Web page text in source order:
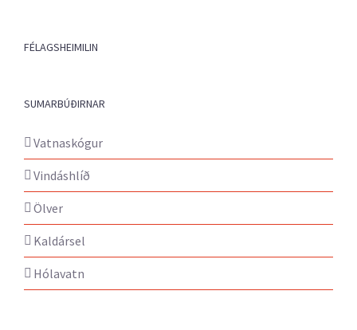
FÉLAGSHEIMILIN
SUMARBÚÐIRNAR
Vatnaskógur
Vindáshlíð
Ölver
Kaldársel
Hólavatn